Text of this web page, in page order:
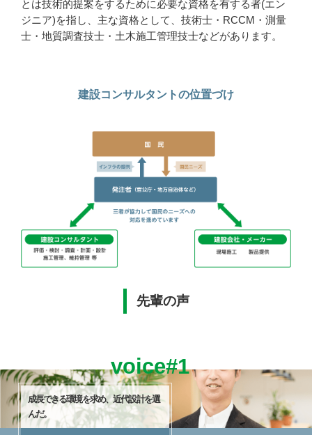
とは技術的提案をするために必要な資格を有する者(エン
ジニア)を指し、主な資格として、技術士・RCCM・測量
士・地質調査技士・土木施工管理技士などがあります。
建設コンサルタントの位置づけ
先輩の声
voice#1
成長できる環境を求め、近代設計を選
んだ。